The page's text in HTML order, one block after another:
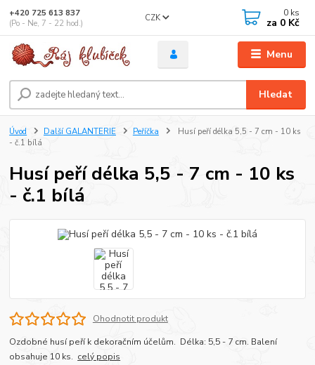
Menu
CZK
Hledat
+420 725 613 837
(Po - Ne, 7 - 22 hod.)
0 ks
za 0 Kč
Úvod Další GALANTERIE Peříčka
Husí peří délka 5,5 - 7 cm - 10 ks
- č.1 bílá
Husí peří délka 5,5 - 7 cm - 10 ks
- č.1 bílá
Ohodnotit produkt
Ozdobné husí peří k dekoračním účelům. Délka: 5,5 - 7 cm. Balení
obsahuje 10 ks. celý popis